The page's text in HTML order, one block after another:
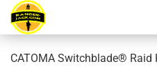
CATOMA Switchblade®